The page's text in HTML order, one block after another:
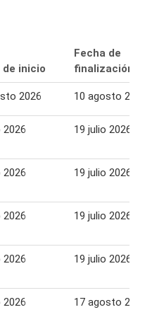
de inicio
Fecha de
finalización
2026 10 agosto 2026
2026 19 julio 2026
2026 19 julio 2026
2026 19 julio 2026
2026 19 julio 2026
2026 17 agosto 2026